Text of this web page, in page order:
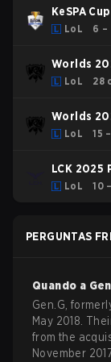
KeSPA
LoL 6 –
Worlds
LoL 28
Worlds
LoL 15
LCK 2025
LoL 10
PERGUNTAS
Quando a
Gen.G,
May 2018.
from the
November